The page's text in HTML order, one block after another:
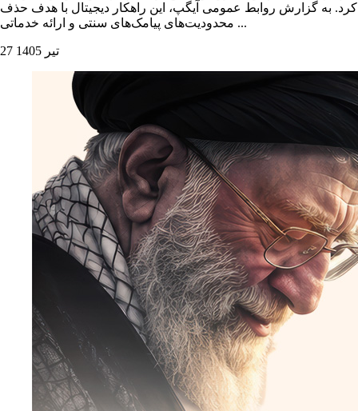
کرد. به گزارش روابط عمومی آیگپ، این راهکار دیجیتال با هدف حذف
محدودیت‌های پیامک‌های سنتی و ارائه خدماتی ...
27 تیر 1405